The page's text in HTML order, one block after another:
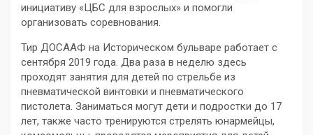
инициативу «ЦБС для взрослых» и помогли
организовать соревнования.
Тир ДОСААФ на Историческом бульваре работает с
сентября 2019 года. Два раза в неделю здесь
проходят занятия для детей по стрельбе из
пневматической винтовки и пневматического
пистолета. Заниматься могут дети и подростки до 17
лет, также часто тренируются стрелять юнармейцы,